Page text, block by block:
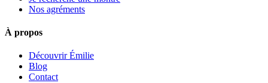
Nos agréments
À propos
Découvrir Émilie
Blog
Contact